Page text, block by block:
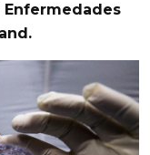
Enfermedades